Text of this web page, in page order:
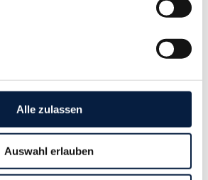
Alle zulassen
Auswahl erlauben
für Krankheitskosten als
Belastung“
sind Ausgaben, die dem